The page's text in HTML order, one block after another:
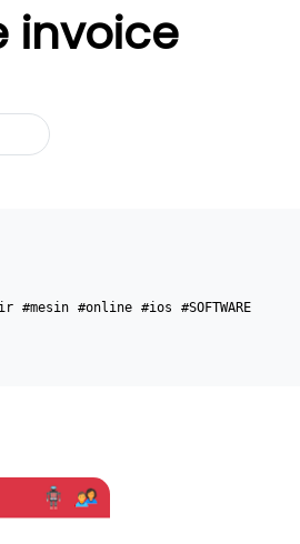
invoice
#mesin #online #ios
#SOFTWARE